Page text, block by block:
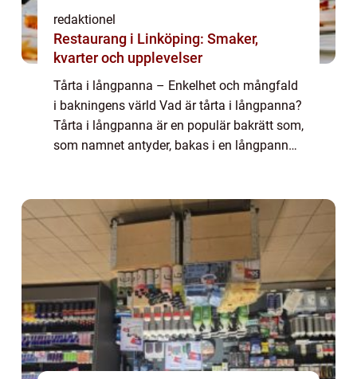
redaktionel
Restaurang i Linköping: Smaker,
kvarter och upplevelser
Tårta i långpanna – Enkelhet och mångfald
i bakningens värld Vad är tårta i långpanna?
Tårta i långpanna är en populär bakrätt som,
som namnet antyder, bakas i en långpanna.